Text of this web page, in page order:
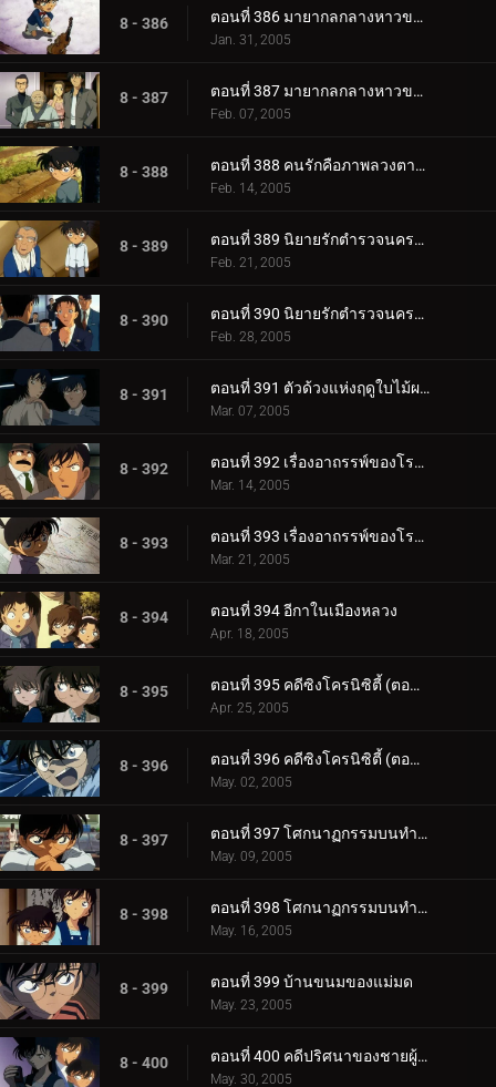
8 - 386 ตอนที่ 386 มายากลกลางหาวของจอมโจรคิด (ตอนพิเศษ ตอนแรก)
Jan. 31, 2005
8 - 387 ตอนที่ 387 มายากลกลางหาวของจอมโจรคิด (ตอนพิเศษ ตอนจบ)
Feb. 07, 2005
8 - 388 ตอนที่ 388 คนรักคือภาพลวงตาของฤดูใบไม้ผลิ
Feb. 14, 2005
8 - 389 ตอนที่ 389 นิยายรักตำรวจนครบาล ภาค 5 (ตอนแรก)
Feb. 21, 2005
8 - 390 ตอนที่ 390 นิยายรักตำรวจนครบาล ภาค 5 (ตอนจบ)
Feb. 28, 2005
8 - 391 ตอนที่ 391 ตัวด้วงแห่งฤดูใบไม้ผลิอันน่าฉงน
Mar. 07, 2005
8 - 392 ตอนที่ 392 เรื่องอาถรรพ์ของโรงเรียนเทตัน (ตอนแรก)
Mar. 14, 2005
8 - 393 ตอนที่ 393 เรื่องอาถรรพ์ของโรงเรียนเทตัน (ตอนจบ)
Mar. 21, 2005
8 - 394 ตอนที่ 394 อีกาในเมืองหลวง
Apr. 18, 2005
8 - 395 ตอนที่ 395 คดีซิงโครนิซิตี้ (ตอนแรก)
Apr. 25, 2005
8 - 396 ตอนที่ 396 คดีซิงโครนิซิตี้ (ตอนจบ)
May. 02, 2005
8 - 397 ตอนที่ 397 โศกนาฏกรรมบนทำนบกันคลื่น (ตอนแรก)
May. 09, 2005
8 - 398 ตอนที่ 398 โศกนาฏกรรมบนทำนบกันคลื่น (ตอนจบ)
May. 16, 2005
8 - 399 ตอนที่ 399 บ้านขนมของแม่มด
May. 23, 2005
8 - 400 ตอนที่ 400 คดีปริศนาของชายผู้โชคดี
May. 30, 2005